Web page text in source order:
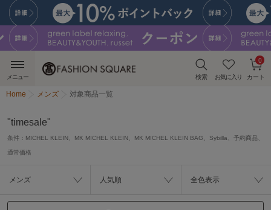
検索 お気に入り カート
0
メニュー
Home メンズ 対象商品一覧
"timesale"
条件： MICHEL KLEIN、MK MICHEL KLEIN、MK MICHEL KLEIN BAG、Sybilla、予約商品、
通常価格
メンズ 人気順 全色表示